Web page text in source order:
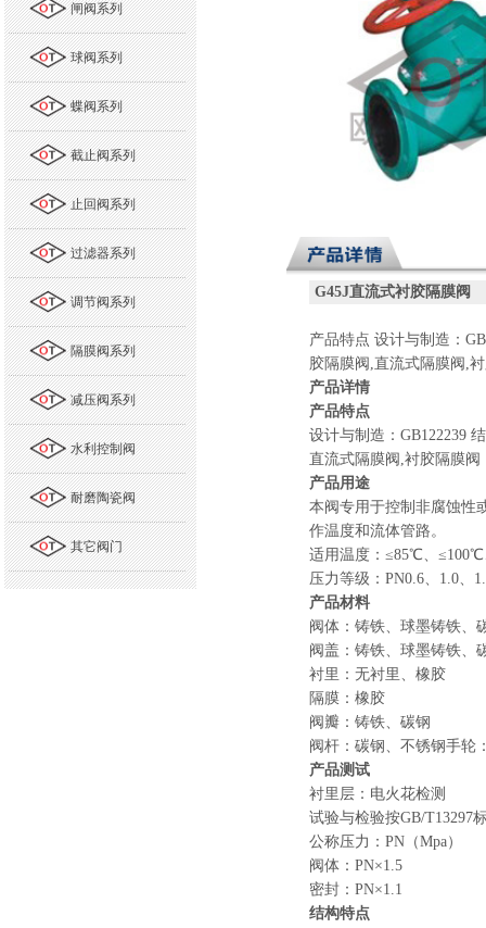
闸阀系列
球阀系列
蝶阀系列
截止阀系列
止回阀系列
过滤器系列
调节阀系列
隔膜阀系列
减压阀系列
水利控制阀
耐磨陶瓷阀
其它阀门
G45J直流式衬胶隔膜阀
产品特点 设计与制造：
胶隔膜阀 ,直流式隔膜阀 ,
产品详情
产品特点
设计与制造： GB122239
直流式隔膜阀 ,衬胶隔膜阀
产品用途
本阀专用于控制非腐蚀性
作温度和流体管路。
适用温度： ≤85℃、 ≤100℃
压力等级： PN0.6、 1.0、
产品材料
阀体：铸铁、球墨铸铁、
阀盖：铸铁、球墨铸铁、
衬里：无衬里、橡胶
隔膜：橡胶
阀瓣：铸铁、碳钢
阀杆：碳钢、不锈钢手轮
产品测试
衬里层：电火花检测
试验与检验按GB/T13297
公称压力： PN （Mpa）
阀体： PN×1.5
密封： PN×1.1
结构特点